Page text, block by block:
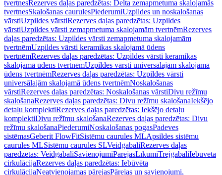
tvertnesRezerves daļas paredzētas: Delta zemapmetuma skalojamās
tvertnesSkalošanas caurulesPiederumiUzpildes un noskalošanas
vārstiUzpildes vārstiRezerves daļas paredzētas: Uzpildes
vārstiUzpildes vārsti zemapmetuma skalojamām tvertnēmRezerves
daļas paredzētas: Uzpildes vārsti zemapmetuma skalojamām
tvertnēmUzpildes vārsti keramikas skalojamā ūdens
tvertnēmRezerves daļas paredzētas: Uzpildes vārsti keramikas
skalojamā ūdens tvertnēmUzpildes vārsti universālajām skalojamā
ūdens tvertnēmRezerves daļas paredzētas: Uzpildes vārsti
universālajām skalojamā ūdens tvertnēmNoskalošanas
vārstiRezerves daļas paredzētas: Noskalošanas vārstiDivu režīmu
skalošanaRezerves daļas paredzētas: Divu režīmu skalošanaIekšējo
detaļu komplektiRezerves daļas paredzētas: Iekšējo detaļu
komplektiDivu režīmu skalošanaRezerves daļas paredzētas: Divu
režīmu skalošanaPiederumiNoskalošanas pogasPadeves
sistēmasGeberit FlowFitSistēmu caurules MLApsildes sistēmu
caurules MLSistēmu caurules SLVeidgabaliRezerves daļas
paredzētas: VeidgabaliSavienojumiPārejasLīkumiTrejgabaliIebūvēta
cirkulācijaRezerves daļas paredzētas: Iebūvēta
cirkulācijaNeatvienojamas pārejasPārejas un savienojumi,